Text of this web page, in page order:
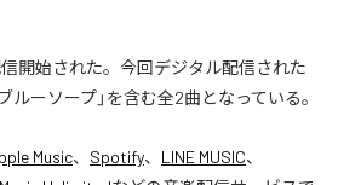
信開始された。今回デジタル配信された
ルーソープ」を含む全2曲となっている。
Music、 Spotify、 LINE MUSIC、